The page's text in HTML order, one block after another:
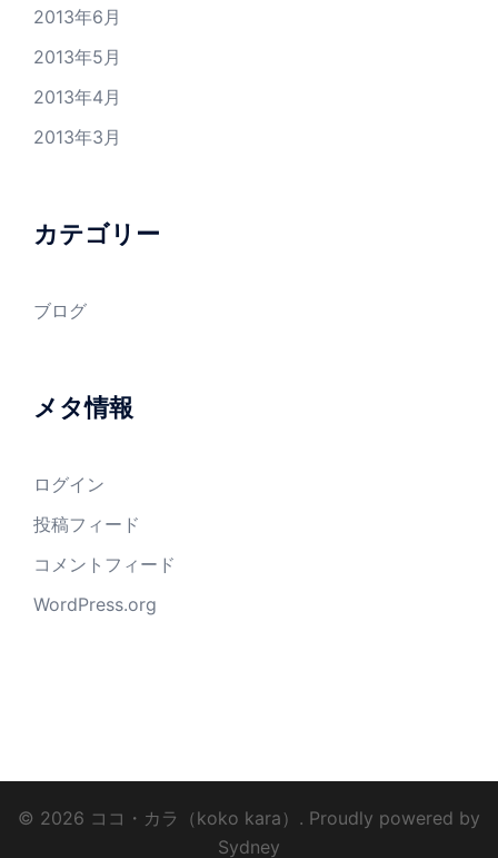
2013年6月
2013年5月
2013年4月
2013年3月
カテゴリー
ブログ
メタ情報
ログイン
投稿フィード
コメントフィード
WordPress.org
© 2026 ココ・カラ（koko kara）. Proudly powered by
Sydney